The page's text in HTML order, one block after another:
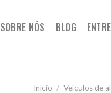
SOBRE NÓS BLOG
Início / Veículos de